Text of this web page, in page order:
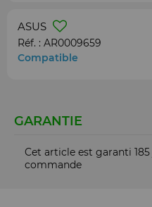
ASUS
Réf. : AR0009659
Compatible
GARANTIE
Cet article est garanti
commande